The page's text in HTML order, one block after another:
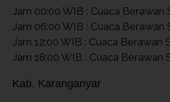
Jam 00:00 WIB : Cuaca Berawan
Jam 06:00 WIB : Cuaca Berawan
Jam 12:00 WIB : Cuaca Berawan
Jam 18:00 WIB : Cuaca Berawan
Kab. Karanganyar